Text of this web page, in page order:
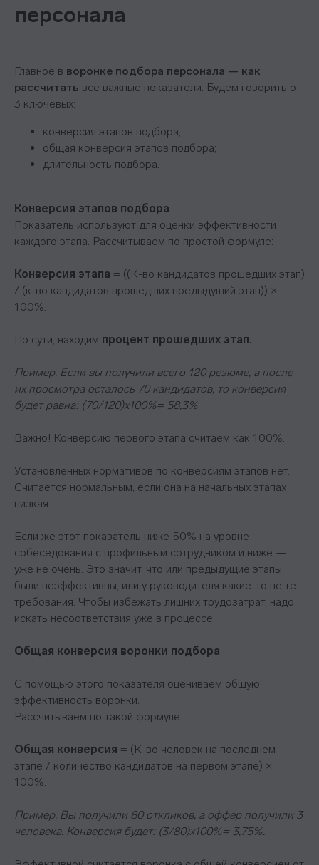
персонала
Главное в воронке подбора персонала — как
рассчитать все важные показатели. Будем говорить о
3 ключевых:
конверсия этапов подбора;
общая конверсия этапов подбора;
длительность подбора.
Конверсия этапов подбора
Показатель используют для оценки эффективности
каждого этапа. Рассчитываем по простой формуле:
Конверсия этапа = ((К-во кандидатов прошедших этап)
/ (к-во кандидатов прошедших предыдущий этап)) ×
100%.
По сути, находим процент прошедших этап.
Пример. Если вы получили всего 120 резюме, а после
их просмотра осталось 70 кандидатов, то конверсия
будет равна: (70/120)x100%= 58,3%
Важно! Конверсию первого этапа считаем как 100%.
Установленных нормативов по конверсиям этапов нет.
Считается нормальным, если она на начальных этапах
низкая.
Если же этот показатель ниже 50% на уровне
собеседования с профильным сотрудником и ниже —
уже не очень. Это значит, что или предыдущие этапы
были неэффективны, или у руководителя какие-то не те
требования. Чтобы избежать лишних трудозатрат, надо
искать несоответствия уже в процессе.
Общая конверсия воронки подбора
С помощью этого показателя оцениваем общую
эффективность воронки.
Рассчитываем по такой формуле:
Общая конверсия = (К-во человек на последнем
этапе / количество кандидатов на первом этапе) ×
100%.
Пример. Вы получили 80 откликов, а оффер получили 3
человека. Конверсия будет: (3/80)х100%= 3,75%.